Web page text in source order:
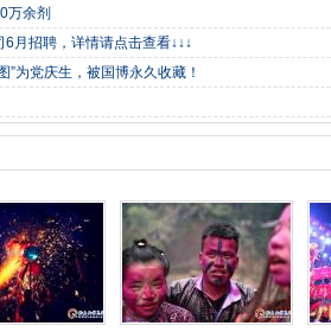
万余剂
6月招聘，详情请点击查看↓↓↓
为党庆生，被国博永久收藏！